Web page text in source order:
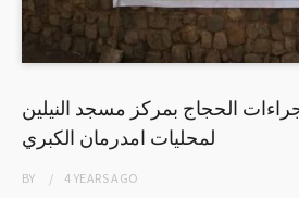
الحجاج بمركز مسجد النيلين
لمحليات امدرمان الكبري
BY 4 YEARSAGO